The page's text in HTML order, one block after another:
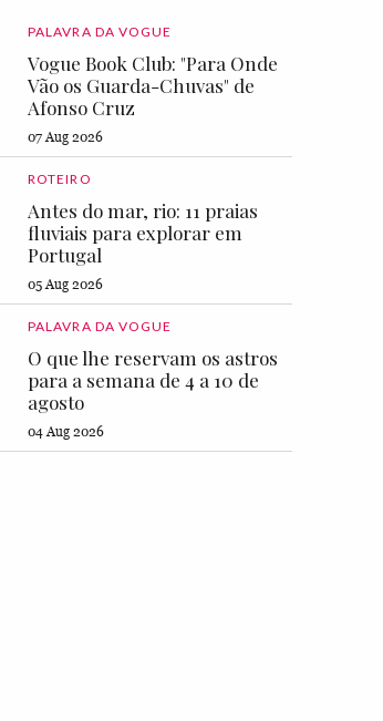
PALAVRA DA VOGUE
Vogue Book Club: "Para Onde
Vão os Guarda-Chuvas" de
Afonso Cruz
07 Aug 2026
ROTEIRO
Antes do mar, rio: 11 praias
fluviais para explorar em
Portugal
05 Aug 2026
PALAVRA DA VOGUE
O que lhe reservam os astros
para a semana de 4 a 10 de
agosto
04 Aug 2026